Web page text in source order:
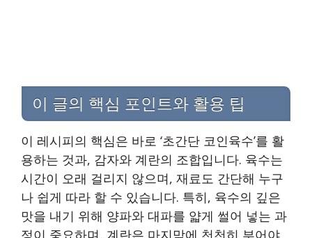
이 글의 핵심 포인트와 활용 팁
이 레시피의 핵심은 바로 ‘초간단 코인육수’를 활
용하는 것과, 감자와 계란의 조합입니다. 육수는
시간이 오래 걸리지 않으며, 재료도 간단해 누구
나 쉽게 따라 할 수 있습니다. 특히, 육수의 깊은
맛을 내기 위해 양파와 대파를 얇게 썰어 넣는 과
정이 중요하며, 계란은 마지막에 천천히 부어야